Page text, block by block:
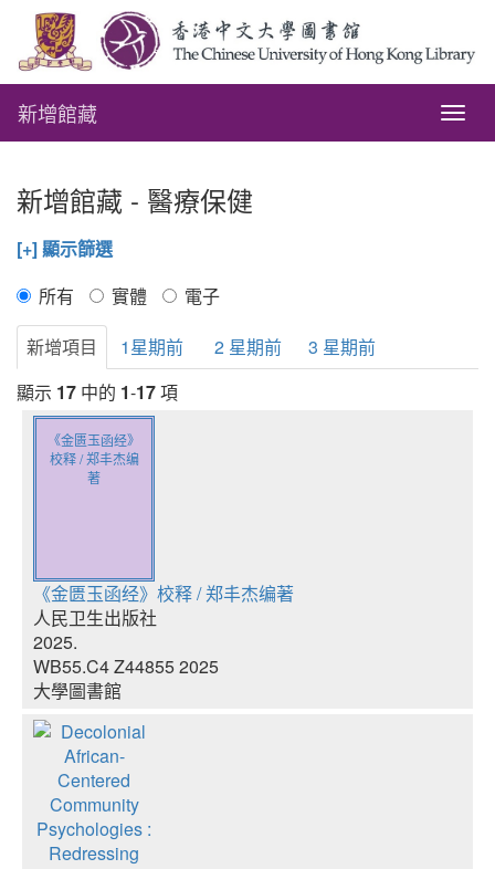
新增館藏
新增館藏 - 醫療保健
[+] 顯示篩選
所有
實體
電子
新增項目
1星期前 2 星期前
3 星期前
顯示 17 中的 1-17項
《金匮玉函经》
校释 / 郑丰杰编
著
《金匮玉函经》校释 / 郑丰杰编著
人民卫生出版社
2025.
WB55.C4 Z44855 2025
大學圖書館